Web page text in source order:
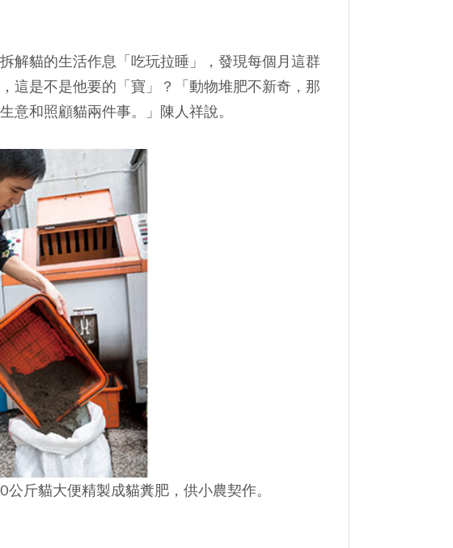
解貓的生活作息「吃玩拉睡」，發現每個月這群
這是不是他要的「寶」？「動物堆肥不新奇，那
意和照顧貓兩件事。」陳人祥說。
斤貓大便精製成貓糞肥，供小農契作。